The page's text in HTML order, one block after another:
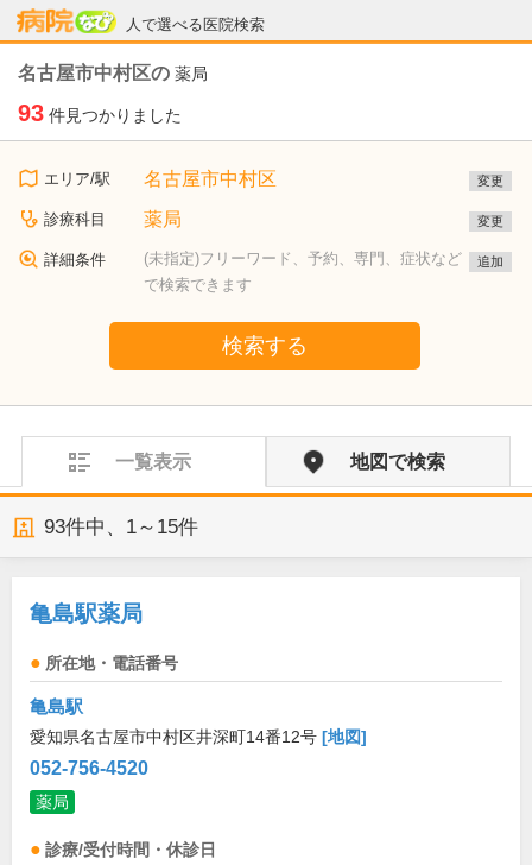
人で選べる医院検索
病院なび
名古屋市中村区の 薬局
93 件見つかりました
エリア/駅 名古屋市中村区 変更
診療科目 薬局 変更
詳細条件
(未指定)フリーワード、予約、専門、症状など
で検索できます
追加
検索する
一覧表示 地図で検索
93件中、 1～15件
亀島駅薬局
所在地・電話番号
亀島駅
愛知県名古屋市中村区井深町14番12号 [地図]
052-756-4520
薬局
診療/受付時間・休診日